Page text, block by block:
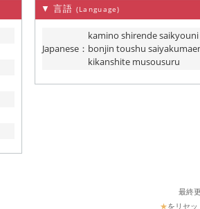
▼ 言語 (Language)
Japanese ：
kamino shirende
bonjin toushu
kikanshite musousuru
最終
★をリセッ